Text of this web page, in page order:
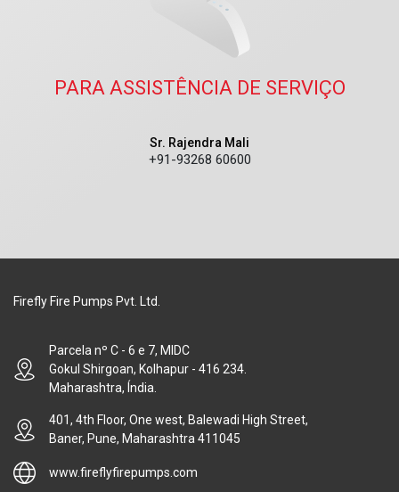
PARA ASSISTÊNCIA DE SERVIÇO
Sr. Rajendra Mali
+91-93268 60600
Firefly Fire Pumps Pvt. Ltd.
Parcela nº C - 6 e 7, MIDC
Gokul Shirgoan, Kolhapur - 416 234.
Maharashtra, Índia.
401, 4th Floor, One west, Balewadi High Street,
Baner, Pune, Maharashtra 411045
www.fireflyfirepumps.com